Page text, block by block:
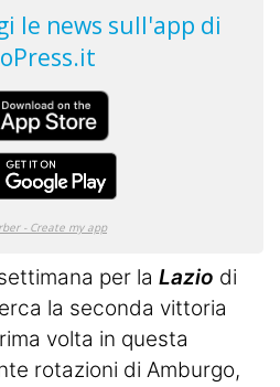
per la Lazio di
la seconda vittoria
volta in questa
rotazioni di Amburgo,